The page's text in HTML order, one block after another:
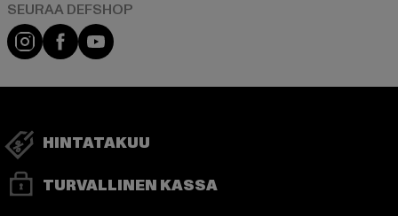
Visit our Instagram page:
Visit our Facebook page:
Visit our YouTube channel:
HINTATAKUU
TURVALLINEN KASSA